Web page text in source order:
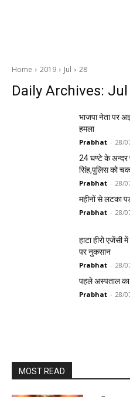
Home 2019 Jul 28
Daily Archives: Jul
भाजपा नेता पर
हमला
Prabhat - 28/
24 घण्टे के अन्दर
सिंह,पुलिस को
Prabhat - 28/
महीनों से लटका
Prabhat - 28/
हाटा हीरो
पर नुकसान
Prabhat - 28/
पहले अस्पताल का
Prabhat - 28/
MOST READ